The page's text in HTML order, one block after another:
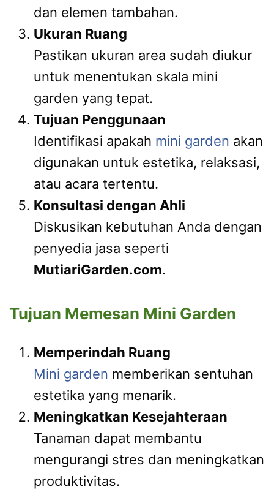
dan elemen tambahan.
Ukuran Ruang
Pastikan ukuran area sudah diukur
untuk menentukan skala mini
garden yang tepat.
Tujuan Penggunaan
Identifikasi apakah mini garden akan
digunakan untuk estetika, relaksasi,
atau acara tertentu.
Konsultasi dengan Ahli
Diskusikan kebutuhan Anda dengan
penyedia jasa seperti
MutiariGarden.com.
Tujuan Memesan Mini Garden
Memperindah Ruang
Mini garden memberikan sentuhan
estetika yang menarik.
Meningkatkan Kesejahteraan
Tanaman dapat membantu
mengurangi stres dan meningkatkan
produktivitas.